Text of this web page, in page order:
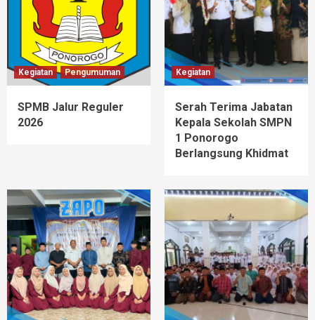
Kegiatan Pengumuman
SPMB Jalur Reguler
2026
Kegiatan
Serah Terima Jabatan
Kepala Sekolah SMPN
1 Ponorogo
Berlangsung Khidmat